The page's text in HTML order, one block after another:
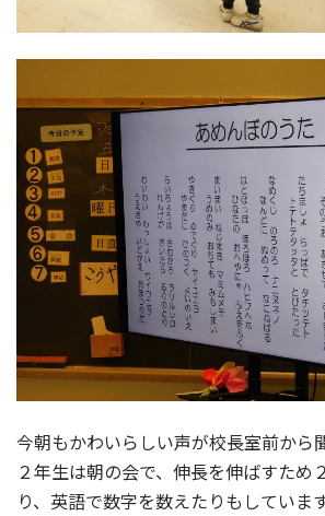
今朝もかわいらしい声が校長室前から
２年生は朝の会で、伸長を伸ばすため
り、英語で数字を数えたりもしていま